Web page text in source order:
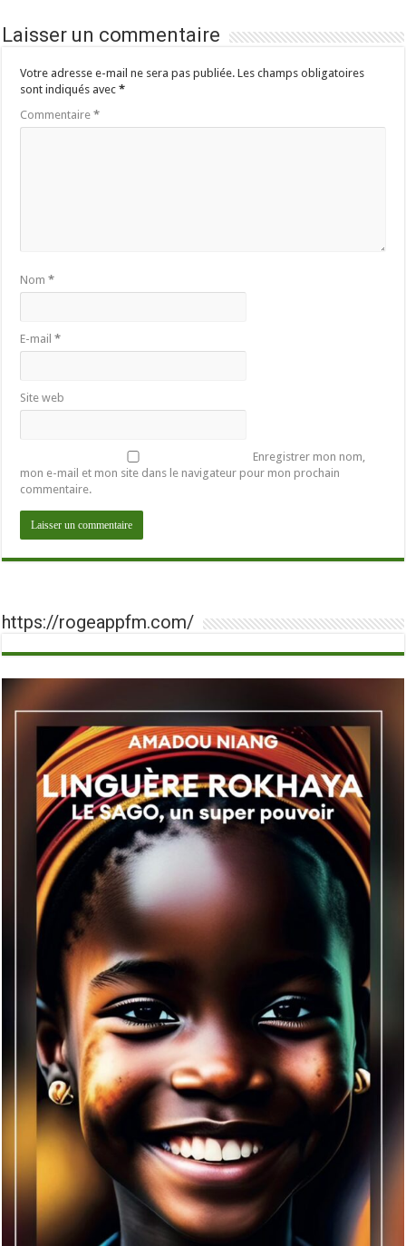
Laisser un commentaire
Votre adresse e-mail ne sera pas publiée. Les champs obligatoires
sont indiqués avec*
Commentaire*
Nom*
E-mail*
Site web
Enregistrer mon nom,
mon e-mail et mon site dans le navigateur pour mon prochain
commentaire.
https://rogeappfm.com/